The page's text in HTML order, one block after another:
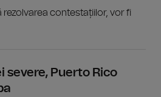
rezolvarea contestațiilor, vor fi
severe, Puerto Rico